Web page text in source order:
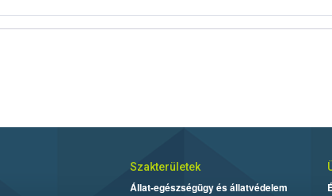
Szakterületek
Állat-egészségügy és állatvédelem